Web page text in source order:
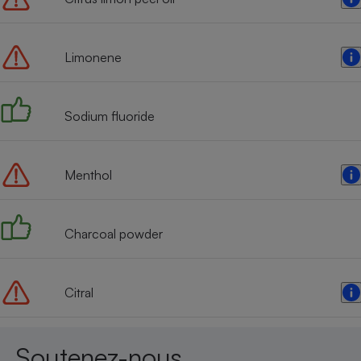
Limonene
Sodium fluoride
Menthol
Charcoal powder
Citral
Téléphone mobile -
Radiateur électrique